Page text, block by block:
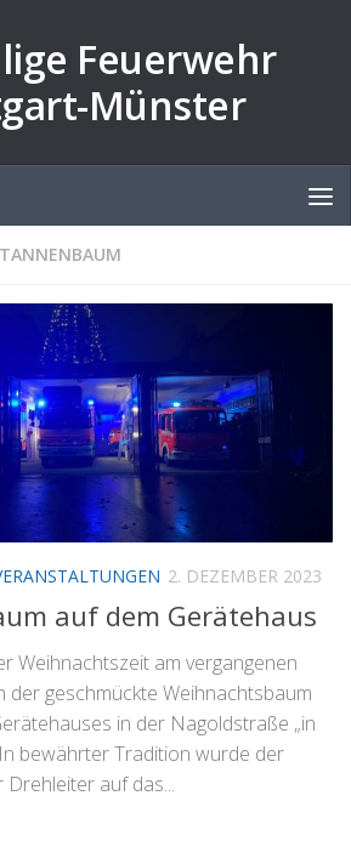
Feuerwehr
Münster
TANNENBAUM
2. DEZEMBER 2023
auf dem Gerätehaus
Weihnachtszeit am vergangenen
der geschmückte Weihnachtsbaum
in der Nagoldstraße „in
bewährter Tradition wurde der
auf das...